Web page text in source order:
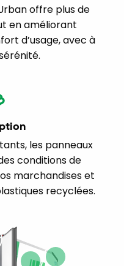
offre plus de
en améliorant
d’usage, avec à
les panneaux
conditions de
marchandises et
recyclées.